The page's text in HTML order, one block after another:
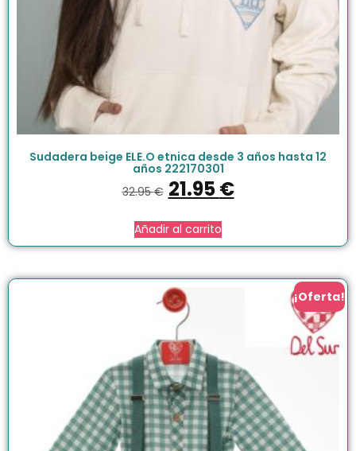
Sudadera beige ELE.O etnica desde 3 años hasta 12
años 222170301
32.95€ 21.95€
Añadir al carrito
¡Oferta!